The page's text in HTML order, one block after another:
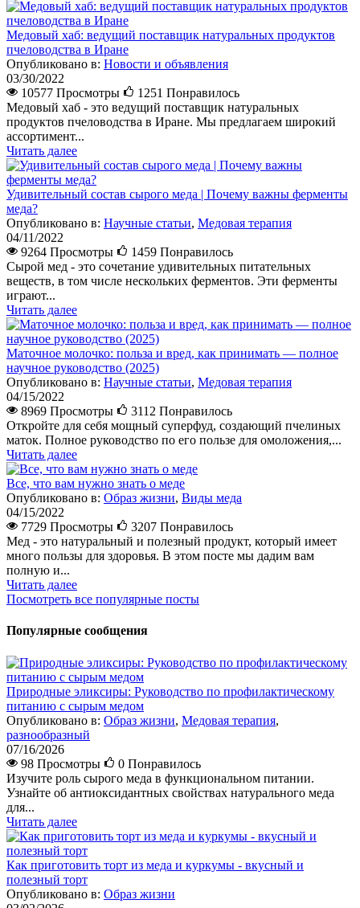
Медовый хаб: ведущий поставщик натуральных продуктов
пчеловодства в Иране
Опубликовано в: Новости и объявления
03/30/2022
10577 Просмотры
1251 Понравилось
Медовый хаб - это ведущий поставщик натуральных
продуктов пчеловодства в Иране. Мы предлагаем широкий
ассортимент...
Читать далее
Удивительный состав сырого меда | Почему важны ферменты
меда?
Опубликовано в: Научные статьи, Медовая терапия
04/11/2022
9264 Просмотры
1459 Понравилось
Сырой мед - это сочетание удивительных питательных
веществ, в том числе нескольких ферментов. Эти ферменты
играют...
Читать далее
Маточное молочко: польза и вред, как принимать — полное
научное руководство (2025)
Опубликовано в: Научные статьи, Медовая терапия
04/15/2022
8969 Просмотры
3112 Понравилось
Откройте для себя мощный суперфуд, создающий пчелиных
маток. Полное руководство по его пользе для омоложения,...
Читать далее
Все, что вам нужно знать о меде
Опубликовано в: Образ жизни, Виды меда
04/15/2022
7729 Просмотры
3207 Понравилось
Мед - это натуральный и полезный продукт, который имеет
много пользы для здоровья. В этом посте мы дадим вам
полную и...
Читать далее
Посмотреть все популярные посты
Популярные сообщения
Природные эликсиры: Руководство по профилактическому
питанию с сырым медом
Опубликовано в: Образ жизни, Медовая терапия,
разнообразный
07/16/2026
98 Просмотры
0 Понравилось
Изучите роль сырого меда в функциональном питании.
Узнайте об антиоксидантных свойствах натурального меда
для...
Читать далее
Как приготовить торт из меда и куркумы - вкусный и
полезный торт
Опубликовано в: Образ жизни